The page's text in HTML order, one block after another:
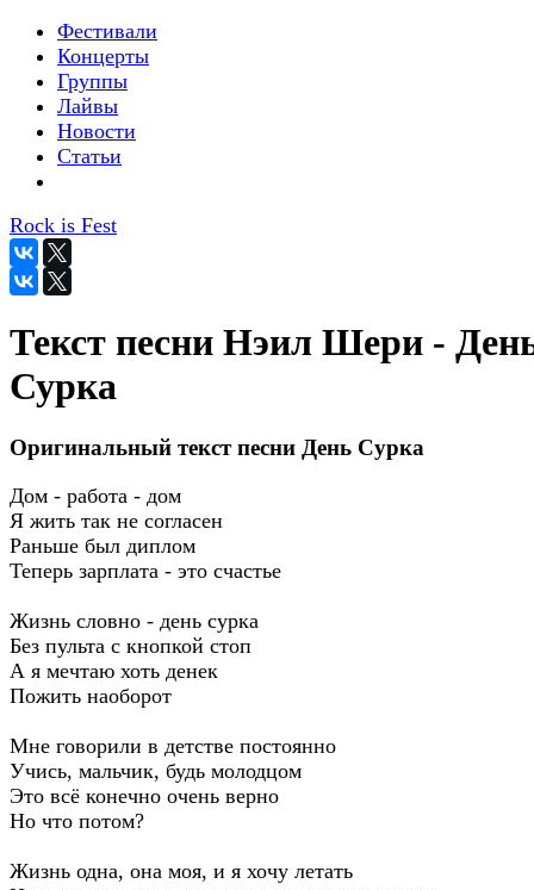
Фестивали
Концерты
Группы
Лайвы
Новости
Статьи
Rock is Fest
Текст песни Нэил Шери -
Сурка
Оригинальный текст песни День Сурка
Дом - работа - дом
Я жить так не согласен
Раньше был диплом
Теперь зарплата - это счастье
Жизнь словно - день сурка
Без пульта с кнопкой стоп
А я мечтаю хоть денек
Пожить наоборот
Мне говорили в детстве постоянно
Учись, мальчик, будь молодцом
Это всё конечно очень верно
Но что потом?
Жизнь одна, она моя, и я хочу летать